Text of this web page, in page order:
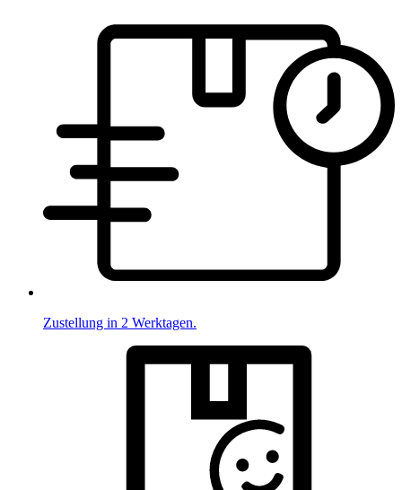
Zustellung in 2 Werktagen.